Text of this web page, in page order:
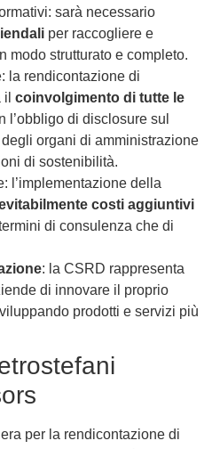
sarà necessario
per raccogliere e
modo strutturato e completo.
la rendicontazione di
coinvolgimento di tutte le
l’obbligo di disclosure sul
organi di amministrazione
di sostenibilità.
l’implementazione della
costi aggiuntivi
di consulenza che di
: la CSRD rappresenta
di innovare il proprio
prodotti e servizi più
per la rendicontazione di